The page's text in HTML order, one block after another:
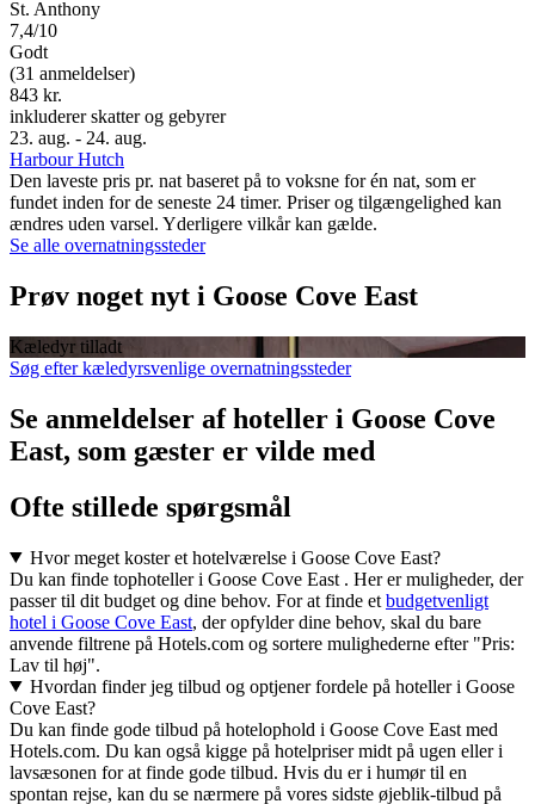
St. Anthony
7,4/10
Godt
(31 anmeldelser)
843 kr.
inkluderer skatter og gebyrer
23. aug. - 24. aug.
Harbour Hutch
Den laveste pris pr. nat baseret på to voksne for én nat, som er
fundet inden for de seneste 24 timer. Priser og tilgængelighed kan
ændres uden varsel. Yderligere vilkår kan gælde.
Se alle overnatningssteder
Prøv noget nyt i Goose Cove East
Kæledyr tilladt
Søg efter kæledyrsvenlige overnatningssteder
Se anmeldelser af hoteller i Goose Cove
East, som gæster er vilde med
Ofte stillede spørgsmål
Hvor meget koster et hotelværelse i Goose Cove East?
Du kan finde tophoteller i Goose Cove East . Her er muligheder, der
passer til dit budget og dine behov. For at finde et budgetvenligt
hotel i Goose Cove East, der opfylder dine behov, skal du bare
anvende filtrene på Hotels.com og sortere mulighederne efter "Pris:
Lav til høj".
Hvordan finder jeg tilbud og optjener fordele på hoteller i Goose
Cove East?
Du kan finde gode tilbud på hotelophold i Goose Cove East med
Hotels.com. Du kan også kigge på hotelpriser midt på ugen eller i
lavsæsonen for at finde gode tilbud. Hvis du er i humør til en
spontan rejse, kan du se nærmere på vores sidste øjeblik-tilbud på